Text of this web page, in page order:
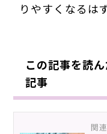
りやすくなるは
この記事を読
記事
関